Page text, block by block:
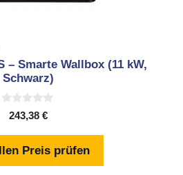
– Smarte Wallbox (11 kW,
Schwarz)
5
243,38 €
Preis prüfen